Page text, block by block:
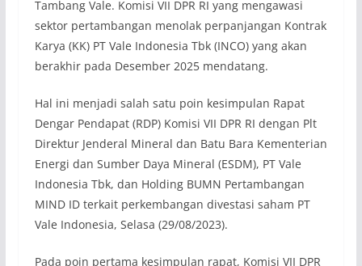
Tambang Vale. Komisi VII DPR RI yang mengawasi
sektor pertambangan menolak perpanjangan Kontrak
Karya (KK) PT Vale Indonesia Tbk (INCO) yang akan
berakhir pada Desember 2025 mendatang.
Hal ini menjadi salah satu poin kesimpulan Rapat
Dengar Pendapat (RDP) Komisi VII DPR RI dengan Plt
Direktur Jenderal Mineral dan Batu Bara Kementerian
Energi dan Sumber Daya Mineral (ESDM), PT Vale
Indonesia Tbk, dan Holding BUMN Pertambangan
MIND ID terkait perkembangan divestasi saham PT
Vale Indonesia, Selasa (29/08/2023).
Pada poin pertama kesimpulan rapat, Komisi VII DPR